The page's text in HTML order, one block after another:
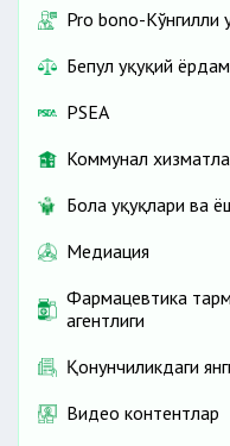
Pro bono-Кўнгилли
Бепул ҳуқуқий
PSEA
Коммунал
Бола ҳуқуқлари ва
Медиация
Фармацевтика
агентлиги
Қонунчиликдаги
Видео контентлар